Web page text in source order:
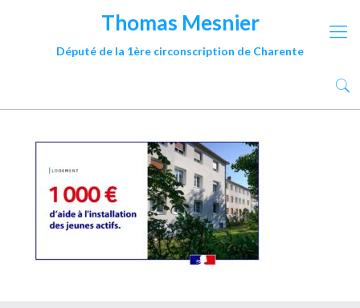
Thomas Mesnier
Député de la 1ère circonscription de Charente